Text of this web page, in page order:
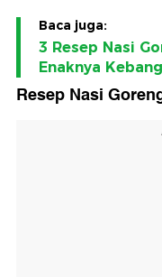
Baca juga:
3 Resep Nasi
Enaknya
Resep Nasi